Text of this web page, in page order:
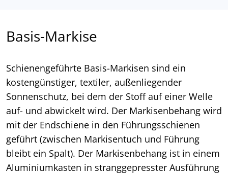
Basis-Markise
Schienengeführte Basis-Markisen sind ein
kostengünstiger, textiler, außenliegender
Sonnenschutz, bei dem der Stoff auf einer Welle
auf- und abwickelt wird. Der Markisenbehang wird
mit der Endschiene in den Führungsschienen
geführt (zwischen Markisentuch und Führung
bleibt ein Spalt). Der Markisenbehang ist in einem
Aluminiumkasten in stranggepresster Ausführung